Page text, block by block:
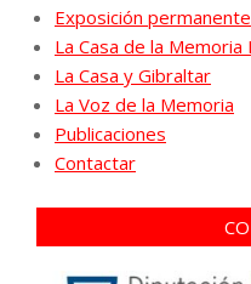
Exposición permanente
La Casa de la Memoria
La Casa y Gibraltar
La Voz de la Memoria
Publicaciones
Contactar